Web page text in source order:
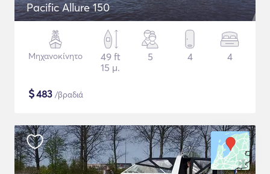
Pacific Allure 150
Μηχανοκίνητο
49 ft
15 μ.
5 4 4
$483 /βραδιά